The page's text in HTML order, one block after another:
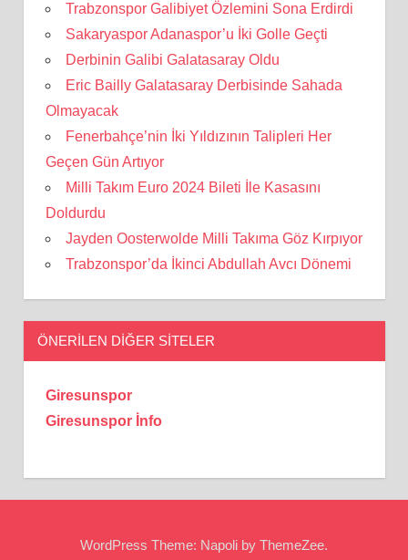
Trabzonspor Galibiyet Özlemini Sona Erdirdi
Sakaryaspor Adanaspor’u İki Golle Geçti
Derbinin Galibi Galatasaray Oldu
Eric Bailly Galatasaray Derbisinde Sahada
Olmayacak
Fenerbahçe’nin İki Yıldızının Talipleri Her
Geçen Gün Artıyor
Milli Takım Euro 2024 Bileti İle Kasasını
Doldurdu
Jayden Oosterwolde Milli Takıma Göz Kırpıyor
Trabzonspor’da İkinci Abdullah Avcı Dönemi
ÖNERILEN DIĞER SITELER
Giresunspor
Giresunspor İnfo
WordPress Theme: Napoli by ThemeZee.